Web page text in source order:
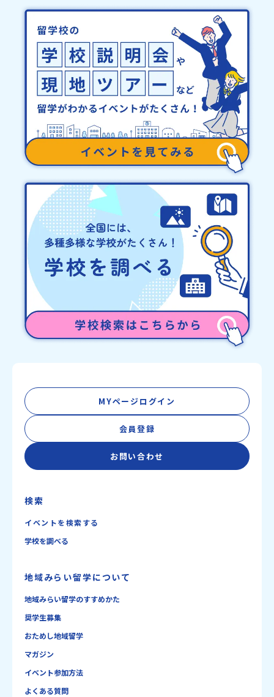
悠所在地：〒690-0842 島根県松江市東本町二丁目25-6 みらい
BASE2階 その他所在地公式HP：http://c-platform.or.jp/お問い
合わせ先担当：小川・小原E-mail：info@miratabi.jp「おためし
地域留学体験」のプログラム開催情報を公式LINEにて配信中！ぜひ
ご登録ください♪地域みらい留学公式LINE
います。対応が必要な場合は必ず事前にご相談ください。・参加取
消や急遽参加できなくなった場合について参加決定後の参加お取り
消しはご遠慮下さい。やむを得ないお取り消しの場合はお早めに事
務局までご連絡ください。・キャンセルポリシーやむを得ない参加
お取り消しの場合、以下のルールに沿って対応させていただきま
す。ご了承ください。プログラム開催日の前日＜8月3日＞から、
【キャンセルのご連絡日：お支払いいただく旅行代金】・21日目に
あたる日以前：無料・20日目-8日目：20％・7日目-2日目：30％・
プログラム開始日の前日：40％・プログラム開始日当日：50％・ご
連絡無しでの不参加またはプログラム開始後の解除：100％・催行中
止について天候などの状況等によって開催を見合わせる可能性があ
ります。その場合は原則、開催日1週間前までにご連絡いたします。
又、最少催行人数に達しなかった場合は、開催日3週間前までに催行
中止の旨をメールにてご連絡いたします。・よくあるご質問その
他、よくあるご質問についてはこちらをご確認ください。運営団体
について＜プログラム主催：一般財団法人地域・教育魅力化プラッ
トフォーム＞「意志ある若者にあふれる持続可能な地域・社会をつ
くる」というビジョンを掲げ、2017年3月に島根県に設立した教育
事業団体です。日本全国約200の高校と連携しながら、中学卒業後に
地域の枠を越えて生徒一人ひとりの夢や価値観に合った地域・学校
で1〜3年間過ごすことができるシステム「地域みらい留学」をはじ
めとした、教育事業や地域活性モデルをつくり続けています。名
称：一般財団法人地域・教育魅力化プラットフォーム設 立：2017
年3月代表者：岩本 悠所在地：〒690-0842 島根県松江市東本町二
丁目25-6 みらいBASE2階 その他所在地公式HP：http://c-
platform.or.jp/お問い合わせ先担当：小川・小原E-mail：
info@miratabi.jp「おためし地域留学体験」のプログラム開催情報
を公式LINEにて配信中！ぜひご登録ください♪地域みらい留学公式
LINE
MYページログイン
会員登録
お問い合わせ
検索
イベントを検索する
学校を調べる
地域みらい留学について
地域みらい留学のすすめかた
奨学生募集
おためし地域留学
マガジン
イベント参加方法
よくある質問